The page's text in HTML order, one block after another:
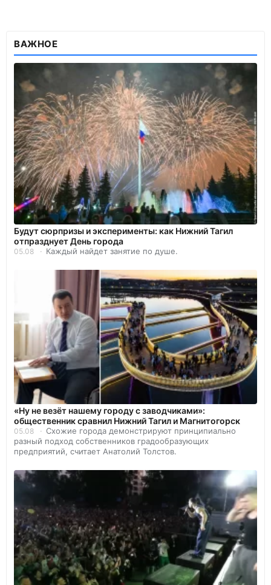
ВАЖНОЕ
Будут сюрпризы и эксперименты: как Нижний Тагил
отпразднует День города
05.08 Каждый найдет занятие по душе.
«Ну не везёт нашему городу с заводчиками»:
общественник сравнил Нижний Тагил и Магнитогорск
05.08
Схожие города демонстрируют принципиально
разный подход собственников градообразующих
предприятий, считает Анатолий Толстов.